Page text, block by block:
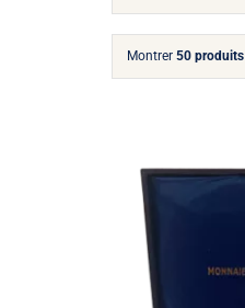
Montrer 50 produits